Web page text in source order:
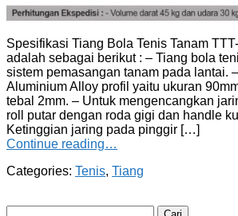
Spesifikasi Tiang Bola Tenis Tanam
adalah sebagai berikut : – Tiang bola
sistem pemasangan tanam pada lantai.
Aluminium Alloy profil yaitu ukuran
tebal 2mm. – Untuk mengencangkan
roll putar dengan roda gigi dan handle
Ketinggian jaring pada pinggir […]
Continue reading…
Categories: Tenis, Tiang